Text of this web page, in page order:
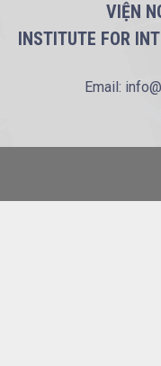
VIỆN
INSTITUTE FOR
Email: